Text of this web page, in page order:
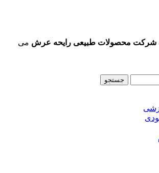
شرکت محصولات طبیعی رایحه عرش می
جستجو